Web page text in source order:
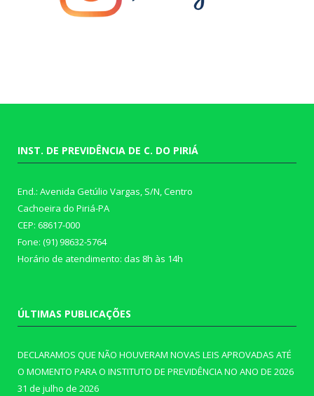
INST. DE PREVIDÊNCIA DE C. DO PIRIÁ
End.: Avenida Getúlio Vargas, S/N, Centro
Cachoeira do Piriá-PA
CEP: 68617-000
Fone: (91) 98632-5764
Horário de atendimento: das 8h às 14h
ÚLTIMAS PUBLICAÇÕES
DECLARAMOS QUE NÃO HOUVERAM NOVAS LEIS APROVADAS ATÉ
O MOMENTO PARA O INSTITUTO DE PREVIDÊNCIA NO ANO DE 2026
31 de julho de 2026